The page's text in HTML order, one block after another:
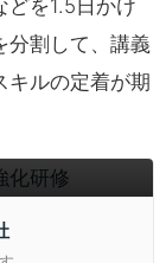
どを1.5日かけ
分割して、講義
キルの定着が期
研修
ジネスマナーを実践